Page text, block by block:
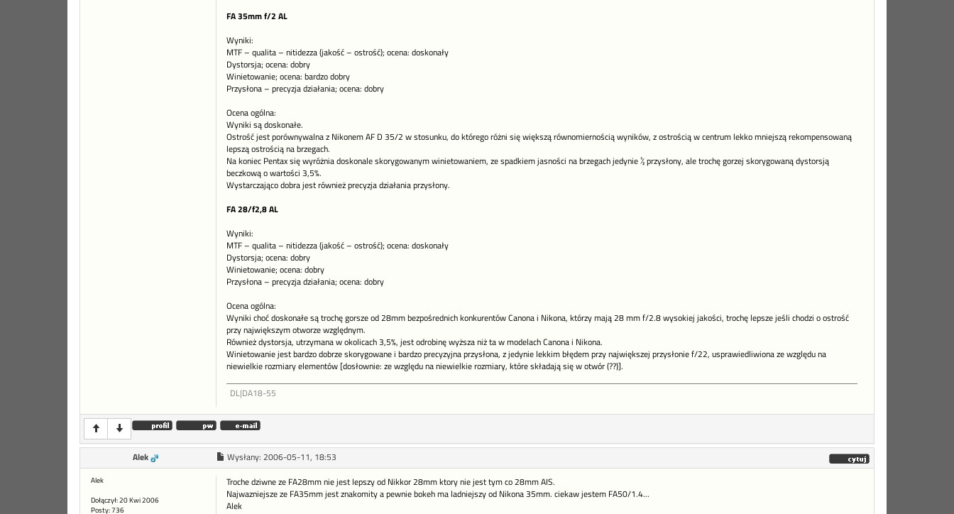
FA 35mm f/2 AL
Wyniki:
MTF – qualita – nitidezza (jakość – ostrość); ocena: doskonały
Dystorsja; ocena: dobry
Winietowanie; ocena: bardzo dobry
Przysłona – precyzja działania; ocena: dobry
Ocena ogólna:
Wyniki są doskonałe.
Ostrość jest porównywalna z Nikonem AF D 35/2 w stosunku, do którego różni się większą równomiernością wyników, z ostrością w centrum lekko mniejszą rekompensowaną
lepszą ostrością na brzegach.
Na koniec Pentax się wyróżnia doskonale skorygowanym winietowaniem, ze spadkiem jasności na brzegach jedynie ½ przysłony, ale trochę gorzej skorygowaną dystorsją
beczkową o wartości 3,5%.
Wystarczająco dobra jest również precyzja działania przysłony.
FA 28/f2,8 AL
Wyniki:
MTF – qualita – nitidezza (jakość – ostrość); ocena: doskonały
Dystorsja; ocena: dobry
Winietowanie; ocena: dobry
Przysłona – precyzja działania; ocena: dobry
Ocena ogólna:
Wyniki choć doskonałe są trochę gorsze od 28mm bezpośrednich konkurentów Canona i Nikona, którzy mają 28 mm f/2.8 wysokiej jakości, trochę lepsze jeśli chodzi o ostrość
przy największym otworze względnym.
Również dystorsja, utrzymana w okolicach 3,5%, jest odrobinę wyższa niż ta w modelach Canona i Nikona.
Winietowanie jest bardzo dobrze skorygowane i bardzo precyzyjna przysłona, z jedynie lekkim błędem przy największej przysłonie f/22, usprawiedliwiona ze względu na
niewielkie rozmiary elementów [dosłownie: ze względu na niewielkie rozmiary, które składają się w otwór (??)].
DL|DA18-55
Alek Wysłany: 2006-05-11, 18:53
Alek
Dołączył: 20 Kwi 2006
Posty: 736
Troche dziwne ze FA28mm nie jest lepszy od Nikkor 28mm ktory nie jest tym co 28mm AIS.
Najwazniejsze ze FA35mm jest znakomity a pewnie bokeh ma ladniejszy od Nikona 35mm. ciekaw jestem FA50/1.4...
Alek